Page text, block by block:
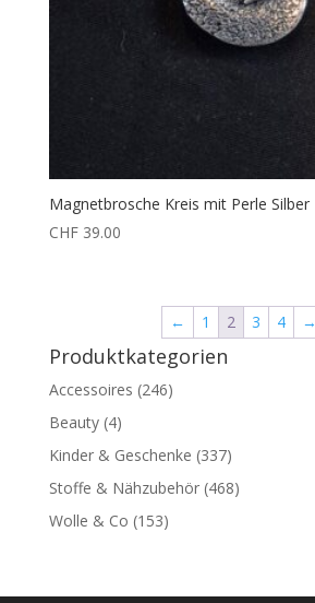
Magnetbrosche Kreis mit Perle Silber
CHF39.00
← 1 2 3 4 →
Produktkategorien
Accessoires (246)
Beauty (4)
Kinder & Geschenke (337)
Stoffe & Nähzubehör (468)
Wolle & Co (153)